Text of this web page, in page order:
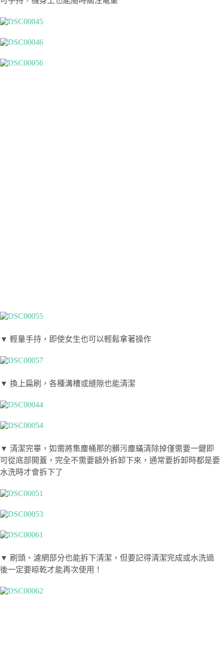
▼ 輕量手持，即使女生也可以輕鬆拿著操作
▼ 換上扁刷，各種溝槽或縫隙也能清潔
▼ 清潔完畢，如需將集塵桶那的髒污塵蟎清除掉僅需要一鍵即
可從底部開蓋，完全不需要額外拆卸下來，通常要拆卸時都是要
水洗時才會拆下了
▼ 刷頭、濾網部分也能拆下清潔，但要記得清潔完成或水洗過
後一定要晾乾才能再次使用！